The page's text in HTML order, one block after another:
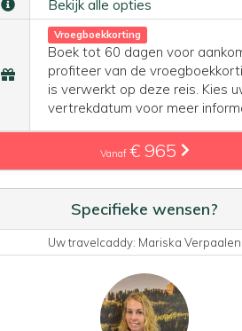
Bekijk alle opties
Vroegboekkorting
Boek tot 60 dagen voor
profiteer van de
is verwerkt op deze reis. Kies
vertrekdatum voor meer
Vanaf € 965
Specifieke wensen?
Uw travelcaddy: Mariska Verpaalen